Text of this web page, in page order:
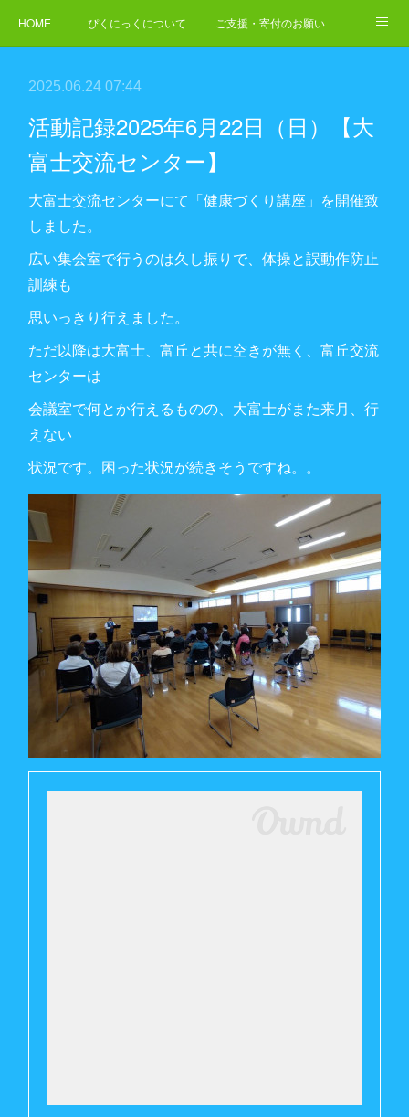
HOME ぴくにっくについて ご支援・寄付のお願い
2025.06.24 07:44
活動記録2025年6月22日（日）【大
富士交流センター】
大富士交流センターにて「健康づくり講座」を開催致
しました。
広い集会室で行うのは久し振りで、体操と誤動作防止
訓練も
思いっきり行えました。
ただ以降は大富士、富丘と共に空きが無く、富丘交流
センターは
会議室で何とか行えるものの、大富士がまた来月、行
えない
状況です。困った状況が続きそうですね。。